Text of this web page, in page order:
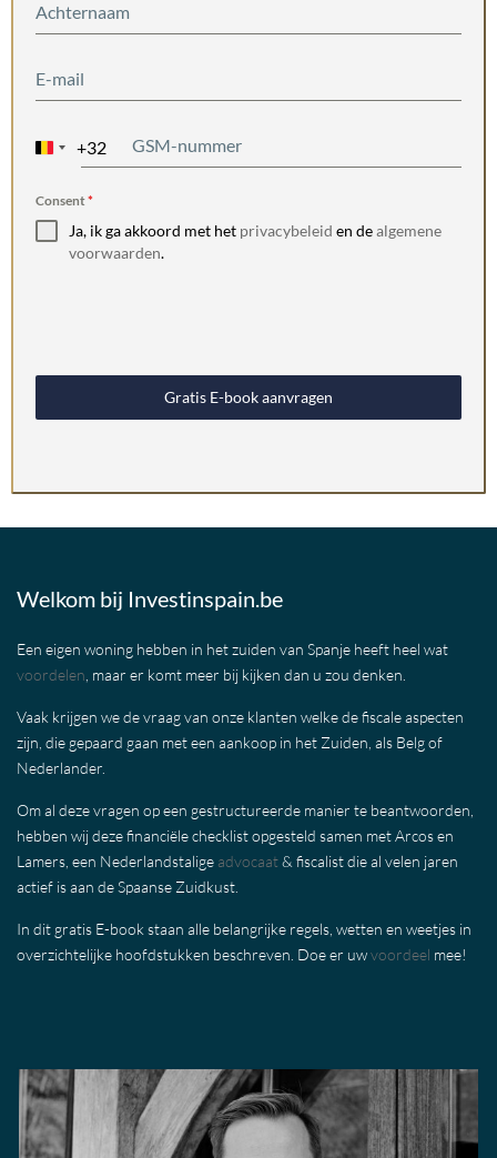
Belgium
+32
Consent*
Ja, ik ga akkoord met het privacybeleid en dealgemene
voorwaarden.
Gratis E-book aanvragen
Welkom bij Investinspain.be
Een eigen woning hebben in het zuiden van Spanje heeft heel wat
voordelen , maar er komt meer bij kijken dan u zou denken.
Vaak krijgen we de vraag van onze klanten welke de fiscale aspecten
zijn, die gepaard gaan met een aankoop in het Zuiden, als Belg of
Nederlander.
Om al deze vragen op een gestructureerde manier te beantwoorden,
hebben wij deze financiële checklist opgesteld samen met Arcos en
Lamers, een Nederlandstalige advocaat& fiscalist die al velen jaren
actief is aan de Spaanse Zuidkust.
In dit gratis E-book staan alle belangrijke regels, wetten en weetjes in
overzichtelijke hoofdstukken beschreven. Doe er uwvoordeel mee!